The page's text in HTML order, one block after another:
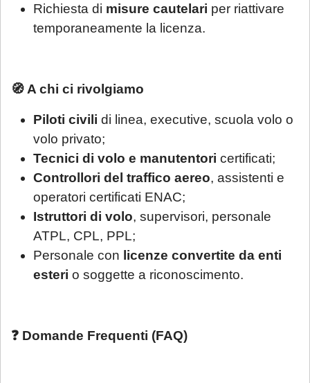
Richiesta di misure cautelari per riattivare
temporaneamente la licenza.
🧭 A chi ci rivolgiamo
Piloti civili di linea, executive, scuola volo o
volo privato;
Tecnici di volo e manutentori certificati;
Controllori del traffico aereo, assistenti e
operatori certificati ENAC;
Istruttori di volo, supervisori, personale
ATPL, CPL, PPL;
Personale con licenze convertite da enti
esteri o soggette a riconoscimento.
❓ Domande Frequenti (FAQ)
Gentile Cliente,
estivo e precisamentedal giorno 3 agosto
al 28 agosto 2026
garantiti solo come di seguito esposto
La invitiamo pertanto a leggere con
attenzione quanto segue:
Se ci contatta per la prima volta
informiamo che ogni richiesta di
consulenza pervenuta in questo periodo
periodo di chiusura dello Studio.